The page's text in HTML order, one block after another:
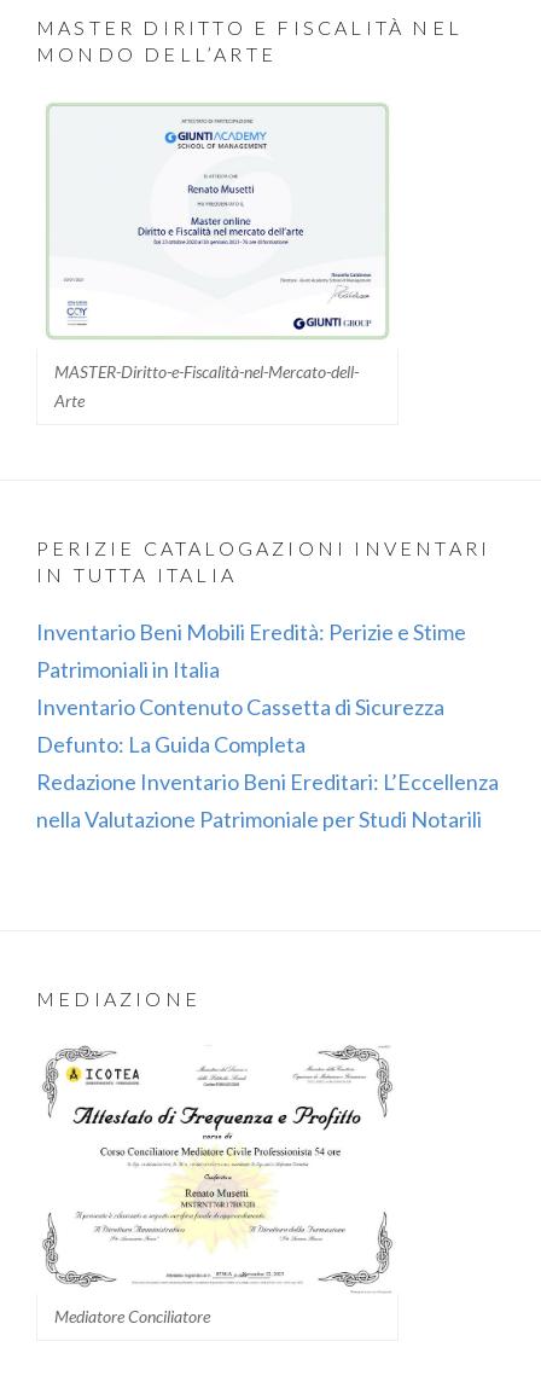
MASTER DIRITTO E FISCALITÀ NEL
MONDO DELL’ARTE
MASTER-Diritto-e-Fiscalità-nel-Mercato-dell-
Arte
PERIZIE CATALOGAZIONI INVENTARI
IN TUTTA ITALIA
Inventario Beni Mobili Eredità: Perizie e Stime
Patrimoniali in Italia
Inventario Contenuto Cassetta di Sicurezza
Defunto: La Guida Completa
Redazione Inventario Beni Ereditari: L’Eccellenza
nella Valutazione Patrimoniale per Studi Notarili
MEDIAZIONE
Mediatore Conciliatore